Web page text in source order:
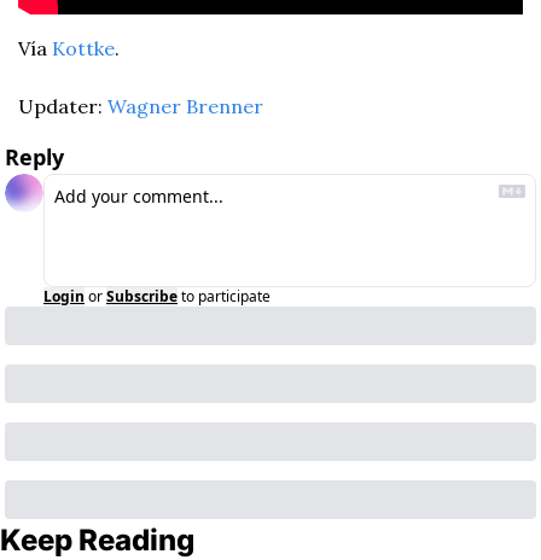
Vía Kottke.
Updater: Wagner Brenner
Reply
Login orSubscribeto participate
Keep Reading